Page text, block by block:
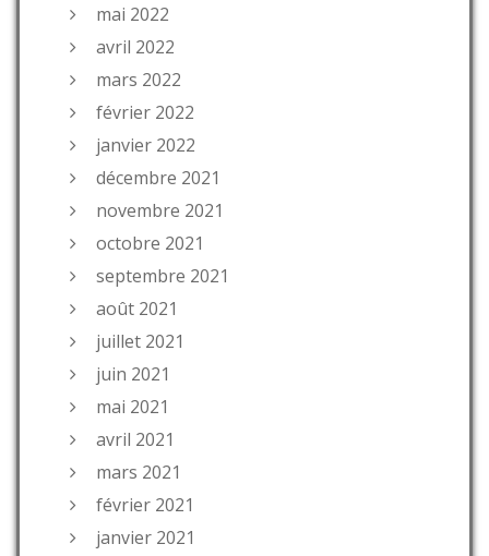
mai 2022
avril 2022
mars 2022
février 2022
janvier 2022
décembre 2021
novembre 2021
octobre 2021
septembre 2021
août 2021
juillet 2021
juin 2021
mai 2021
avril 2021
mars 2021
février 2021
janvier 2021